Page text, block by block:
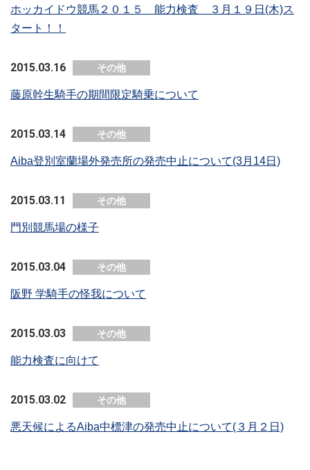
ホッカイドウ競馬２０１５ 能力検査 ３月１９日(木)ス
タート！！
2015.03.16 その他
藤原幹生騎手の期間限定騎乗について
2015.03.14 その他
Aiba登別室蘭場外発売所の発売中止について(3月14日)
2015.03.11 その他
門別競馬場の様子
2015.03.04 その他
阪野 学騎手の怪我について
2015.03.03 その他
能力検査に向けて
2015.03.02 その他
悪天候によるAiba中標津の発売中止について(３月２日)